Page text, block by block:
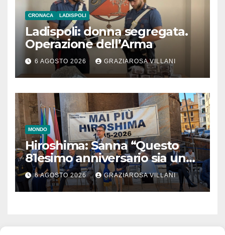
CRONACA LADISPOLI
Ladispoli: donna segregata.
Operazione dell’Arma
6 AGOSTO 2026 GRAZIAROSA VILLANI
MONDO
Hiroshima: Sanna “Questo
81esimo anniversario sia un
monito per tutti”
6 AGOSTO 2026 GRAZIAROSA VILLANI